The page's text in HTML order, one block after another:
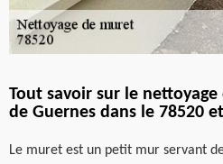
Tout savoir sur le
de Guernes dans le 78520
Le muret est un petit mur servant